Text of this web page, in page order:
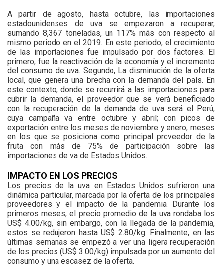
A partir de agosto, hasta octubre, las importaciones
estadounidenses de uva se empezaron a recuperar,
sumando 8,367 toneladas, un 117% más con respecto al
mismo periodo en el 2019. En este periodo, el crecimiento
de las importaciones fue impulsado por dos factores. El
primero, fue la reactivación de la economía y el incremento
del consumo de uva. Segundo, La disminución de la oferta
local, que genera una brecha con la demanda del país. En
este contexto, donde se recurrirá a las importaciones para
cubrir la demanda, el proveedor que se verá beneficiado
con la recuperación de la demanda de uva será el Perú,
cuya campaña va entre octubre y abril; con picos de
exportación entre los meses de noviembre y enero, meses
en los que se posiciona como principal proveedor de la
fruta con más de 75% de participación sobre las
importaciones de va de Estados Unidos.
IMPACTO EN LOS PRECIOS
Los precios de la uva en Estados Unidos sufrieron una
dinámica particular, marcada por la oferta de los principales
proveedores y el impacto de la pandemia. Durante los
primeros meses, el precio promedio de la uva rondaba los
US$ 4.00/kg, sin embargo, con la llegada de la pandemia,
estos se redujeron hasta US$ 2.80/kg. Finalmente, en las
últimas semanas se empezó a ver una ligera recuperación
de los precios (US$ 3.00/kg) impulsada por un aumento del
consumo y una escasez de la oferta.